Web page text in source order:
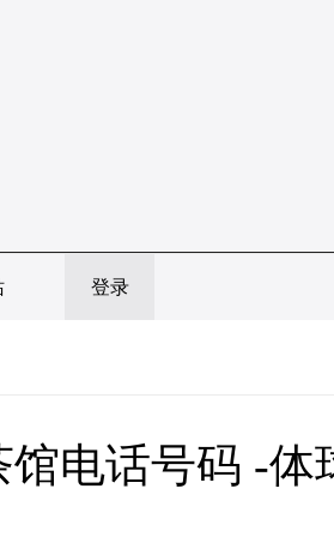
登录
电话号码 -体